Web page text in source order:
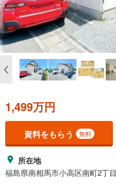
1,499万円
資料をもらう 無料
所在地
福島県南相馬市小高区南町2丁目